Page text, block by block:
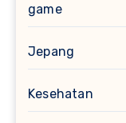
game
Jepang
Kesehatan